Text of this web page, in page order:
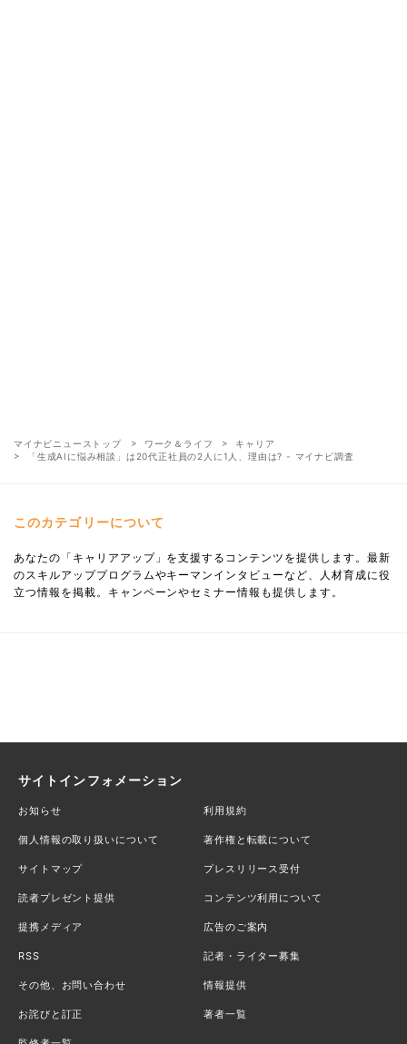
マイナビニューストップ ワーク＆ライフ
キャリア
「生成AIに悩み相談」は20代正社員の2人に1人、理由は? - マイナビ調査
このカテゴリーについて
あなたの「キャリアアップ」を支援するコンテンツを提供します。最新
のスキルアッププログラムやキーマンインタビューなど、人材育成に役
立つ情報を掲載。キャンペーンやセミナー情報も提供します。
サイトインフォメーション
お知らせ 利用規約
個人情報の取り扱いについて 著作権と転載について
サイトマップ プレスリリース受付
読者プレゼント提供 コンテンツ利用について
提携メディア 広告のご案内
RSS 記者・ライター募集
その他、お問い合わせ 情報提供
お詫びと訂正 著者一覧